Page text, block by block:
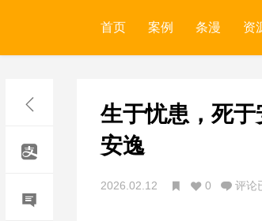
首页 案例 条漫 资
生于忧患，死于
安逸
2026.02.12 0 评论